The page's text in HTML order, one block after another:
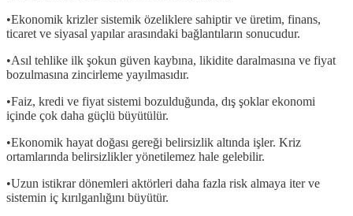
•Ekonomik krizler sistemik özeliklere sahiptir ve üretim, finans,
ticaret ve siyasal yapılar arasındaki bağlantıların sonucudur.
•Asıl tehlike ilk şokun güven kaybına, likidite daralmasına ve fiyat
bozulmasına zincirleme yayılmasıdır.
•Faiz, kredi ve fiyat sistemi bozulduğunda, dış şoklar ekonomi
içinde çok daha güçlü büyütülür.
•Ekonomik hayat doğası gereği belirsizlik altında işler. Kriz
ortamlarında belirsizlikler yönetilemez hale gelebilir.
•Uzun istikrar dönemleri aktörleri daha fazla risk almaya iter ve
sistemin iç kırılganlığını büyütür.